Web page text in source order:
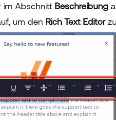
im Abschnitt Beschreibung
um den Rich Text Editor